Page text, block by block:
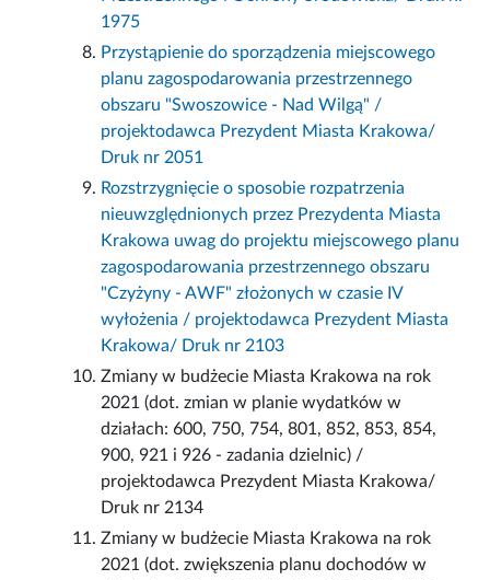
1975
Przystąpienie do sporządzenia miejscowego
planu zagospodarowania przestrzennego
obszaru "Swoszowice - Nad Wilgą" /
projektodawca Prezydent Miasta Krakowa/
Druk nr 2051
Rozstrzygnięcie o sposobie rozpatrzenia
nieuwzględnionych przez Prezydenta Miasta
Krakowa uwag do projektu miejscowego planu
zagospodarowania przestrzennego obszaru
"Czyżyny - AWF" złożonych w czasie IV
wyłożenia / projektodawca Prezydent Miasta
Krakowa/ Druk nr 2103
Zmiany w budżecie Miasta Krakowa na rok
2021 (dot. zmian w planie wydatków w
działach: 600, 750, 754, 801, 852, 853, 854,
900, 921 i 926 - zadania dzielnic) /
projektodawca Prezydent Miasta Krakowa/
Druk nr 2134
Zmiany w budżecie Miasta Krakowa na rok
2021 (dot. zwiększenia planu dochodów w